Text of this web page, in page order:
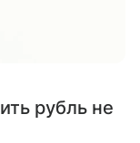
рубль не